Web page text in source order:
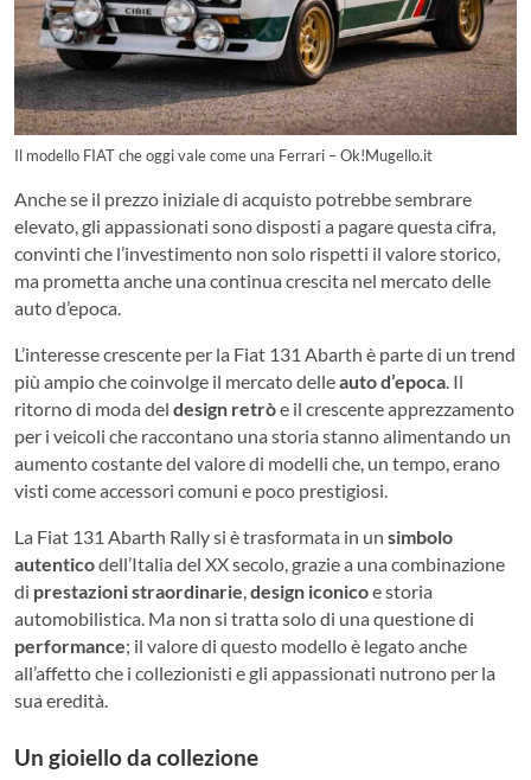
Il modello FIAT che oggi vale come una Ferrari – Ok!Mugello.it
Anche se il prezzo iniziale di acquisto potrebbe sembrare
elevato, gli appassionati sono disposti a pagare questa cifra,
convinti che l’investimento non solo rispetti il valore storico,
ma prometta anche una continua crescita nel mercato delle
auto d’epoca.
L’interesse crescente per la Fiat 131 Abarth è parte di un trend
più ampio che coinvolge il mercato delleauto d’epoca. Il
ritorno di moda del design retròe il crescente apprezzamento
per i veicoli che raccontano una storia stanno alimentando un
aumento costante del valore di modelli che, un tempo, erano
visti come accessori comuni e poco prestigiosi.
La Fiat 131 Abarth Rally si è trasformata in un simbolo
autenticodell’Italia del XX secolo, grazie a una combinazione
di prestazioni straordinarie,design iconicoe storia
automobilistica. Ma non si tratta solo di una questione di
performance; il valore di questo modello è legato anche
all’affetto che i collezionisti e gli appassionati nutrono per la
sua eredità.
Un gioiello da collezione